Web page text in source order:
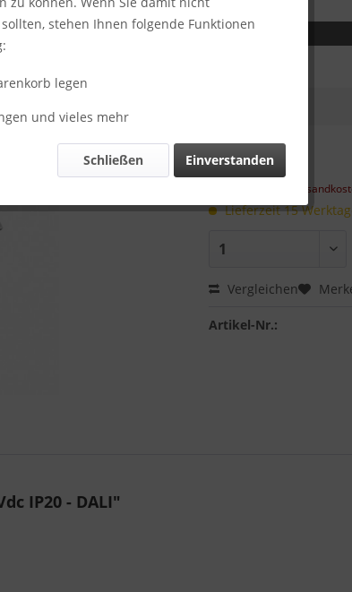
Menge
ab11
zzgl.
Lieferzeit 15
Vergleichen
Artikel-Nr.:
IP20 - DALI"
stehen Ihnen folgende Funktionen
legen
und vieles mehr
Einverstanden
Schließen